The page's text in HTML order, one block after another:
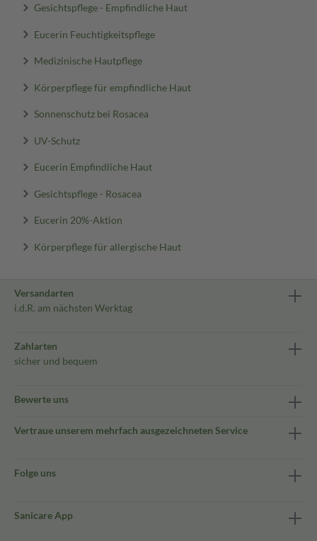
Gesichtspflege - Empfindliche Haut
Eucerin Feuchtigkeitspflege
Medizinische Hautpflege
Körperpflege für empfindliche Haut
Sonnenschutz bei Rosacea
UV-Schutz
Eucerin Empfindliche Haut
Gesichtspflege - Rosacea
Eucerin 20%-Aktion
Körperpflege für allergische Haut
Versandarten
i.d.R. am nächsten Werktag
Zahlarten
sicher und bequem
Bewerte uns
Vertraue unserem mehrfach ausgezeichneten Service
Folge uns
Sanicare App